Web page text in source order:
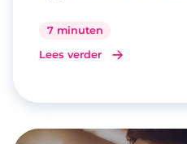
7 minuten
Lees verder